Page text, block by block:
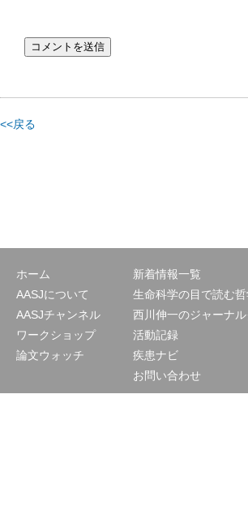
<<戻る
ホーム
AASJについて
AASJチャンネル
ワークショップ
論文ウォッチ
新着情報一覧
生命科学の目で読む
西川伸一のジャーナ
活動記録
疾患ナビ
お問い合わせ